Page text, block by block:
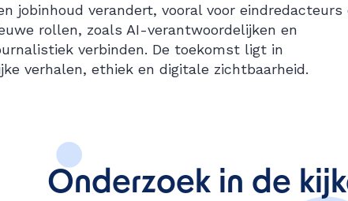
jobinhoud verandert, vooral voor eindredacteurs
rollen, zoals AI-verantwoordelijken en
verbinden. De toekomst ligt in
verhalen, ethiek en digitale zichtbaarheid.
Onderzoek in de